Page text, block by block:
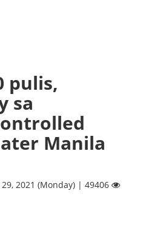
pulis,
sa
Manila
2021 (Monday) | 49406